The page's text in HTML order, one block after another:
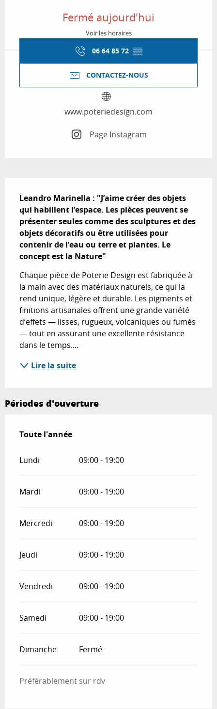
Fermé aujourd'hui
Voir les horaires
06 64 85 72 ▒▒
CONTACTEZ-NOUS
www.poteriedesign.com
Page Instagram
Leandro Marinella : "J’aime créer des objets
qui habillent l’espace. Les pièces peuvent se
présenter seules comme des sculptures et des
objets décoratifs ou être utilisées pour
contenir de l’eau ou terre et plantes. Le
concept est la Nature"
Chaque pièce de Poterie Design est fabriquée à
la main avec des matériaux naturels, ce qui la
rend unique, légère et durable. Les pigments et
finitions artisanales offrent une grande variété
d’effets — lisses, rugueux, volcaniques ou fumés
— tout en assurant une excellente résistance
dans le temps....
Lire la suite
Périodes d'ouverture
Toute l'année
Toute l'année
Lundi 09:00 - 19:00
Mardi 09:00 - 19:00
Mercredi 09:00 - 19:00
Jeudi 09:00 - 19:00
Vendredi 09:00 - 19:00
Samedi 09:00 - 19:00
Dimanche Fermé
Préférablement sur rdv